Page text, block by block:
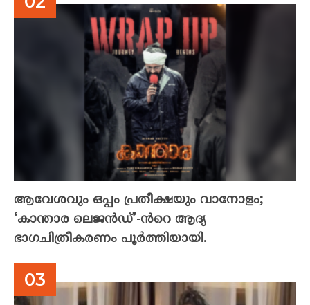
ആവേശവും ഒപ്പം പ്രതീക്ഷയും വാനോളം;
‘കാന്താര ലെജൻഡ്’-ൻറെ ആദ്യ
ഭാഗചിത്രീകരണം പൂർത്തിയായി.